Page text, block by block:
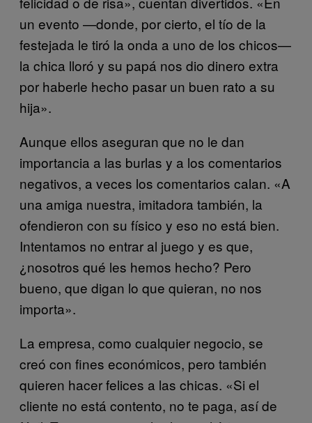
un evento —donde, por cierto, el tío de la
festejada le tiró la onda a uno de los chicos—
la chica lloró y su papá nos dio dinero extra
por haberle hecho pasar un buen rato a su
hija».
Aunque ellos aseguran que no le dan
importancia a las burlas y a los comentarios
negativos, a veces los comentarios calan. «A
una amiga nuestra, imitadora también, la
ofendieron con su físico y eso no está bien.
Intentamos no entrar al juego y es que,
¿nosotros qué les hemos hecho? Pero
bueno, que digan lo que quieran, no nos
importa».
La empresa, como cualquier negocio, se
creó con fines económicos, pero también
quieren hacer felices a las chicas. «Si el
cliente no está contento, no te paga, así de